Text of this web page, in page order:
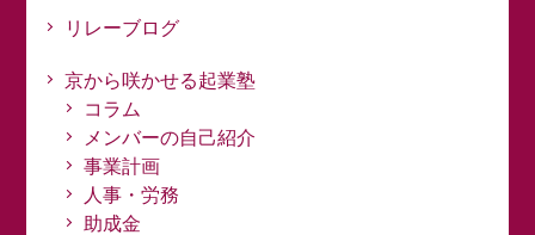
リレーブログ
京から咲かせる起業塾
コラム
メンバーの自己紹介
事業計画
人事・労務
助成金